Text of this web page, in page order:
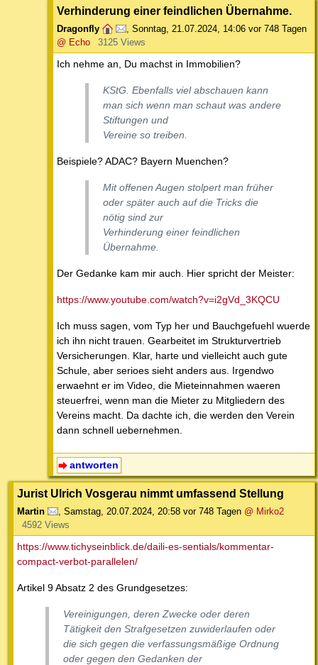
Verhinderung einer feindlichen Übernahme.
Dragonfly , Sonntag, 21.07.2024, 14:06 vor 748 Tagen
@ Echo
3125 Views
Ich nehme an, Du machst in Immobilien?
KStG. Ebenfalls viel abschauen kann
man sich wenn man schaut was andere
Stiftungen und
Vereine so treiben.
Beispiele? ADAC? Bayern Muenchen?
Mit offenen Augen stolpert man früher
oder später auch auf die Tricks die
nötig sind zur
Verhinderung einer feindlichen
Übernahme.
Der Gedanke kam mir auch. Hier spricht der Meister:
https://www.youtube.com/watch?v=i2gVd_3KQCU
Ich muss sagen, vom Typ her und Bauchgefuehl wuerde
ich ihn nicht trauen. Gearbeitet im Strukturvertrieb
Versicherungen. Klar, harte und vielleicht auch gute
Schule, aber serioes sieht anders aus. Irgendwo
erwaehnt er im Video, die Mieteinnahmen waeren
steuerfrei, wenn man die Mieter zu Mitgliedern des
Vereins macht. Da dachte ich, die werden den Verein
dann schnell uebernehmen.
antworten
Jurist Ulrich Vosgerau nimmt umfassend Stellung
Martin , Samstag, 20.07.2024, 20:58 vor 748 Tagen @ Mirko2
4592 Views
https://www.tichyseinblick.de/daili-es-sentials/kommentar-
compact-verbot-parallelen/
Artikel 9 Absatz 2 des Grundgesetzes:
Vereinigungen, deren Zwecke oder deren
Tätigkeit den Strafgesetzen zuwiderlaufen oder
die sich gegen die verfassungsmäßige Ordnung
oder gegen den Gedanken der